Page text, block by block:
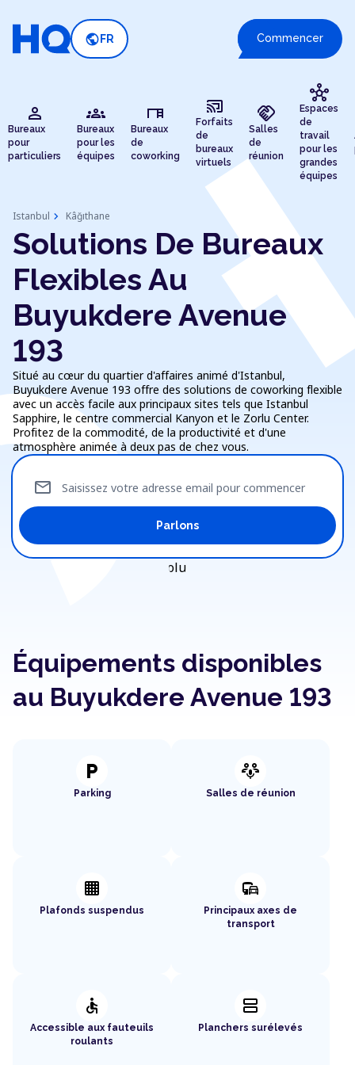
public FR Commencer
person
Bureaux
pour
particuliers
groups
Bureaux
pour les
équipes
desk
Bureaux
de
coworking
cast_connected
Forfaits
de
bureaux
virtuels
handshake
Salles
de
réunion
hub
Espaces
de
travail
pour les
grandes
équipes
Istanbul chevron_right Kâğıthane
Solutions De Bureaux
Flexibles Au
Buyukdere Avenue
193
Situé au cœur du quartier d'affaires animé d'Istanbul,
Buyukdere Avenue 193 offre des solutions de coworking flexible
avec un accès facile aux principaux sites tels que Istanbul
Sapphire, le centre commercial Kanyon et le Zorlu Center.
Profitez de la commodité, de la productivité et d'une
atmosphère animée à deux pas de chez vous.
Saisissez votre adresse email pour commencer
mail
Parlons
Équipements disponibles
au Buyukdere Avenue 193
local_parking
Parking
adaptive_audio_mic
Salles de réunion
background_grid_small
Plafonds suspendus
commute
Principaux axes de
transport
accessible
Accessible aux fauteuils
roulants
splitscreen
Planchers surélevés